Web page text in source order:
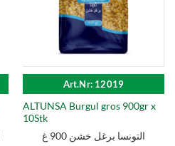
Art.Nr: 12019
ALTUNSA Burgul gros 900gr x
10Stk
التونسا برغل خشن 900 غ